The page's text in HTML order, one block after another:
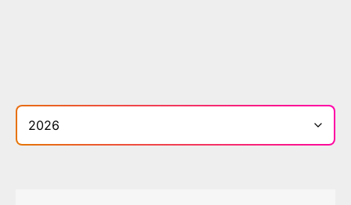
Bereich